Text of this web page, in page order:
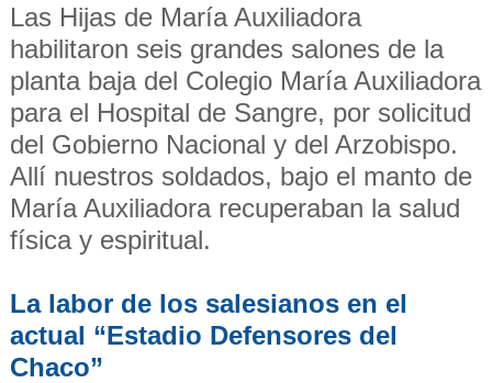
Las Hijas de María Auxiliadora
habilitaron seis grandes salones de la
planta baja del Colegio María Auxiliadora
para el Hospital de Sangre, por solicitud
del Gobierno Nacional y del Arzobispo.
Allí nuestros soldados, bajo el manto de
María Auxiliadora recuperaban la salud
física y espiritual.
La labor de los salesianos en el
actual “Estadio Defensores del
Chaco”